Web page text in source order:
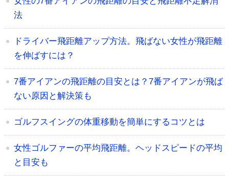
法
ドライバー飛距離アップ方法。飛ばない女性が飛距離
を伸ばすには？
7番アイアンの飛距離の目安とは？7番アイアンが飛ば
ない原因と解決策も
ゴルフスイングの体重移動を簡単にするコツとは
女性ゴルファーの平均飛距離。ヘッドスピードの平均
と目安も